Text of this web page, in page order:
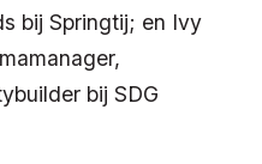
bij Springtij; en Ivy
bij SDG